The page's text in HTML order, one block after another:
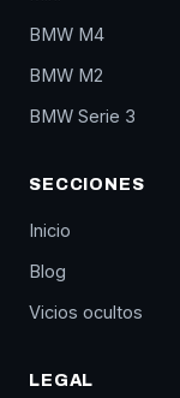
BMW M4
BMW M2
BMW Serie 3
SECCIONES
Inicio
Blog
Vicios ocultos
LEGAL